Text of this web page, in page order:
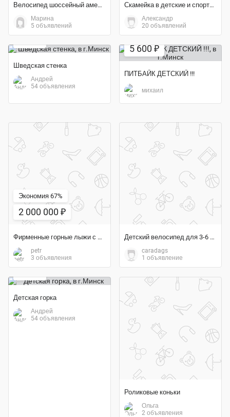
Велосипед шоссейный американский бренд FELT
Марина
5 объявлений
Скамейка в детские и спортивные учреждения
Александр
20 объявлений
Экономия 18%
Шведская стенка
Андрей
54 объявления
5 600 ₽
ПИТБАЙК ДЕТСКИЙ !!!
михаил
Экономия 67%
2 000 000 ₽
Фирменные горные лыжи с ботинками 38, 44, 45 размера)
petr
3 объявления
Детский велосипед для 3-6 лет
caradags
1 объявление
Экономия 50%
Детская горка
Андрей
54 объявления
Роликовые коньки
Ольга
2 объявления